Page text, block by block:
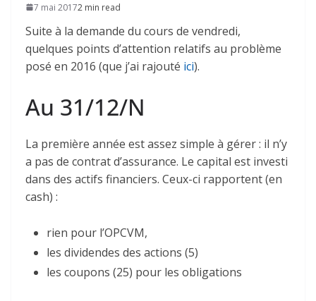
7 mai 20172 min read
Suite à la demande du cours de vendredi,
quelques points d’attention relatifs au problème
posé en 2016 (que j’ai rajouté ici).
Au 31/12/N
La première année est assez simple à gérer : il n’y
a pas de contrat d’assurance. Le capital est investi
dans des actifs financiers. Ceux-ci rapportent (en
cash) :
rien pour l’OPCVM,
les dividendes des actions (5)
les coupons (25) pour les obligations